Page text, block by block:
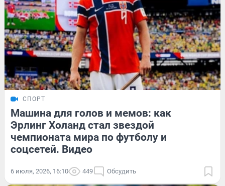
СПОРТ
Машина для голов и мемов: как
Эрлинг Холанд стал звездой
чемпионата мира по футболу и
соцсетей. Видео
6 июля, 2026, 16:10 449 Обсудить